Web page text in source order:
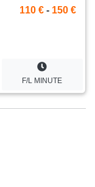
110 € - 150 €
F/L MINUTE